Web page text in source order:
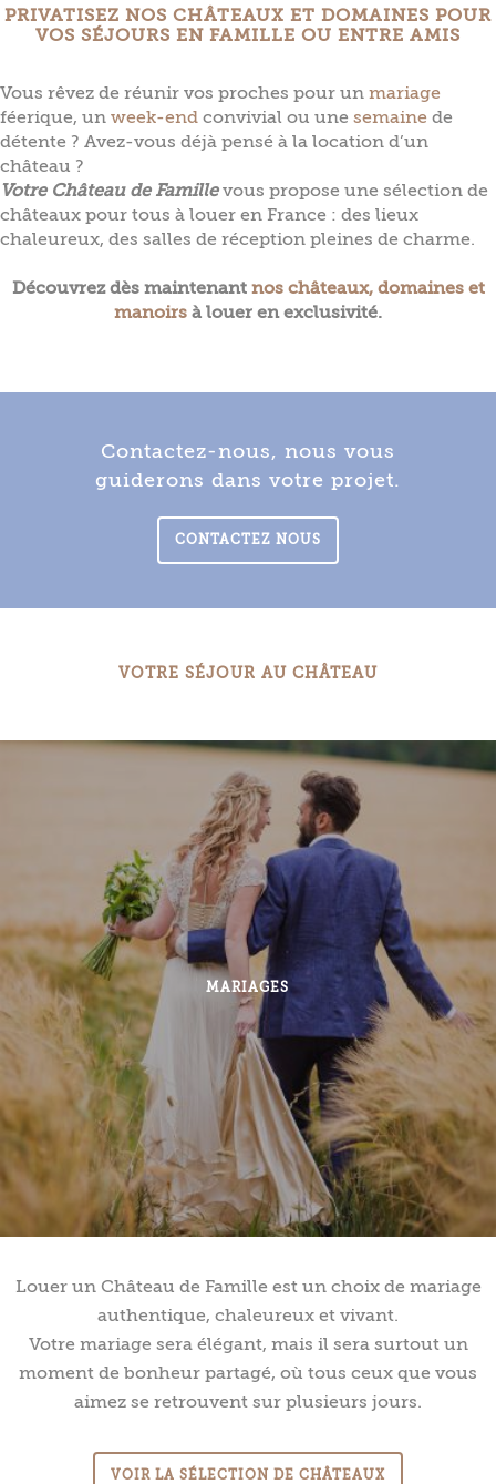
PRIVATISEZ NOS CHÂTEAUX ET DOMAINES POUR
VOS SÉJOURS EN FAMILLE OU ENTRE AMIS
Vous rêvez de réunir vos proches pour un mariage
féerique, un week-end convivial ou une semaine de
détente ? Avez-vous déjà pensé à la location d’un
château ?
Votre Château de Famillevous propose une sélection de
châteaux pour tous à louer en France : des lieux
chaleureux, des salles de réception pleines de charme.
Découvrez dès maintenant nos châteaux, domaines et
manoirs à louer en exclusivité.
Contactez-nous, nous vous
guiderons dans votre projet.
CONTACTEZ NOUS
VOTRE SÉJOUR AU CHÂTEAU
MARIAGES
Louer un Château de Famille est un choix de mariage
authentique, chaleureux et vivant.
Votre mariage sera élégant, mais il sera surtout un
moment de bonheur partagé, où tous ceux que vous
aimez se retrouvent sur plusieurs jours.
VOIR LA SÉLECTION DE CHÂTEAUX